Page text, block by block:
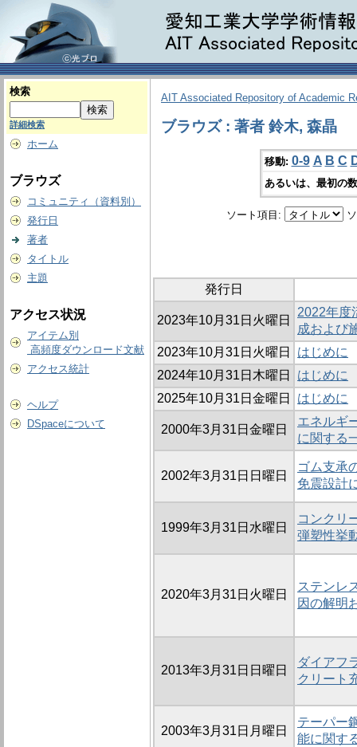
検索
詳細検索
ホーム
ブラウズ
コミュニティ（資料別）
発行日
著者
タイトル
主題
アクセス状況
アイテム別
高頻度ダウンロード文献
アクセス統計
ヘルプ
DSpaceについて
AIT Associated Repository of Academic
ブラウズ : 著者 鈴木, 森晶
移動: 0-9 A B C
あるいは、最初の
ソート項目:
発行日
2023年10月31日火曜日
2022年度
成および
2023年10月31日火曜日
はじめに
2024年10月31日木曜日
はじめに
2025年10月31日金曜日
はじめに
2000年3月31日金曜日
エネルギ
に関する
2002年3月31日日曜日
ゴム支承
免震設計
1999年3月31日水曜日
コンクリ
弾塑性挙
2020年3月31日火曜日
ステンレ
因の解明
2013年3月31日日曜日
ダイアフ
クリート
2003年3月31日月曜日
テーパー
能に関す